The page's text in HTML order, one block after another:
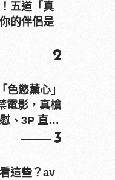
五道「真
的伴侶是
2
色慾薰心」
電影，真槍
、3P 直接
3
這些？av